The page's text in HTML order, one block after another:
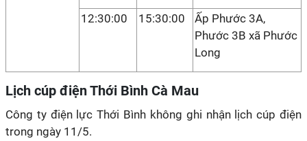
12:30:00 15:30:00
Ấp Phước 3A,
Phước 3B xã Phước
Long
Lịch cúp điện Thới Bình Cà Mau
Công ty điện lực Thới Bình không ghi nhận lịch cúp điện
trong ngày 11/5.